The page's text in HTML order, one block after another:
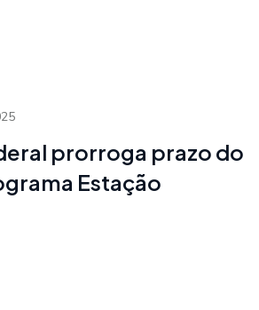
prorroga prazo do
Estação